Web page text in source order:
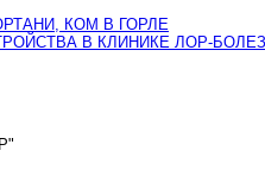
КОМ В ГОРЛЕ
В КЛИНИКЕ ЛОР-